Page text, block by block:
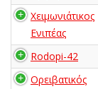
Χειμωνιάτικος
Ενιπέας
Rodopi-42
Ορειβατικός